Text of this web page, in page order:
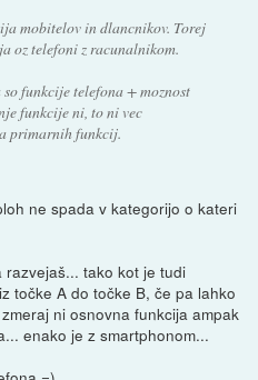
mobitelov in dlancnikov. Torej
oz telefoni z racunalnikom.
funkcije telefona + moznost
funkcije ni, to ni vec
primarnih funkcij.
ne spada v kategorijo o kateri
razvejaš... tako kot je tudi
točke A do točke B, če pa lahko
ni osnovna funkcija ampak
enako je z smartphonom...